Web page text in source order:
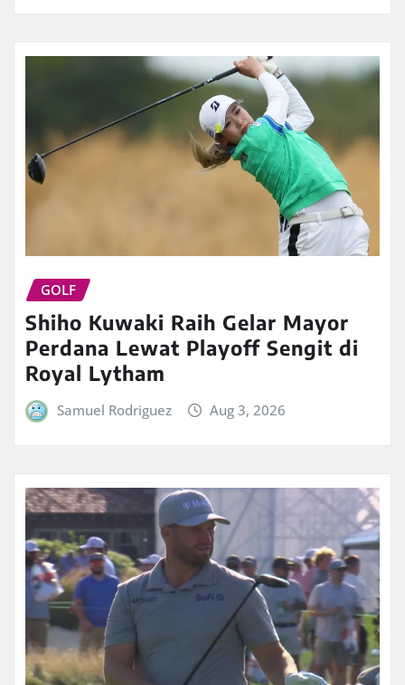
GOLF
Shiho Kuwaki Raih Gelar Mayor
Perdana Lewat Playoff Sengit di
Royal Lytham
Samuel Rodriguez Aug 3, 2026